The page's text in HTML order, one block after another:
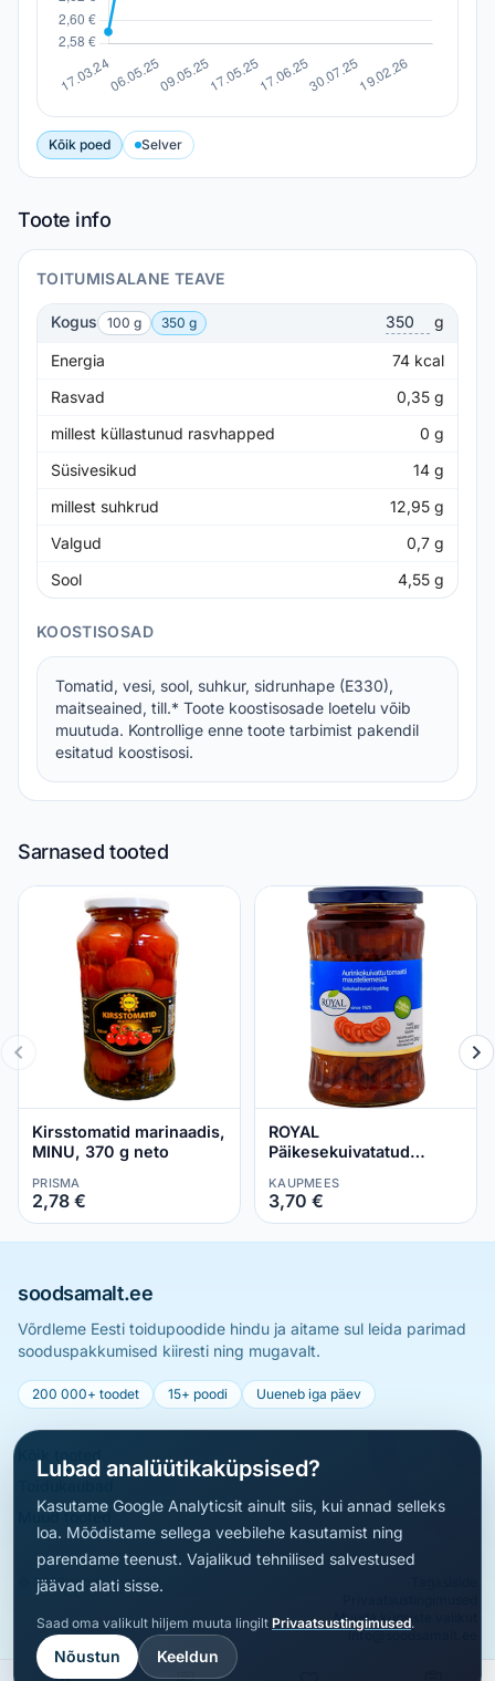
Kõik poed Selver
Toote info
TOITUMISALANE TEAVE
Kogus 100 g 350 g g
Energia 74 kcal
Rasvad
0,35 g
millest küllastunud rasvhapped
0 g
Süsivesikud
14 g
millest suhkrud
12,95 g
Valgud
0,7 g
Sool
4,55 g
KOOSTISOSAD
Tomatid, vesi, sool, suhkur, sidrunhape (E330),
maitseained, till.* Toote koostisosade loetelu võib
muutuda. Kontrollige enne toote tarbimist pakendil
esitatud koostisosi.
Sarnased tooted
Kirsstomatid marinaadis,
MINU, 370 g neto
PRISMA
2,78 €
ROYAL
Päikesekuivatatud
KAUPMEES
3,70 €
soodsamalt.ee
Võrdleme Eesti toidupoodide hindu ja aitame sul leida parimad
sooduspakkumised kiiresti ning mugavalt.
200 000+ toodet 15+ poodi Uueneb iga päev
Muud tooted
© 2026 soodsamalt.ee
Muuda küpsiste valikut
info@soodsamalt.ee
Lubad analüütikaküpsised?
Kasutame Google Analyticsit ainult siis, kui annad selleks
loa. Mõõdistame sellega veebilehe kasutamist ning
parendame teenust. Vajalikud tehnilised salvestused
jäävad alati sisse.
Saad oma valikult hiljem muuta lingilt Privaatsustingimused.
Nõustun Keeldun